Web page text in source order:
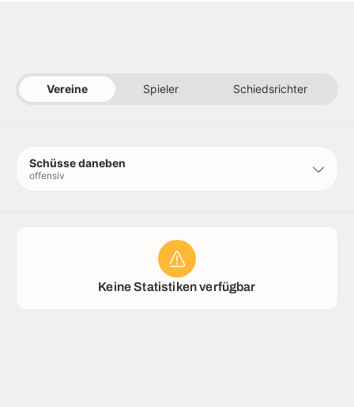
Vereine Spieler Schiedsrichter
Schüsse daneben
offensiv
Keine Statistiken verfügbar